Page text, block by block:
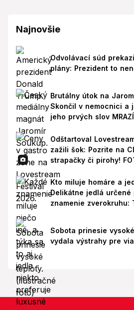
Najnovšie
Odvolávací súd
plány: Prezident to
Brutálny útok na
Skončil v nemocnici a
jeho prvých slov MRAZÍ
Odštartoval
zažili šok: Pozrite na
strapačky či pirohy!
Kto miluje homáre a
Delikátne jedlá určené
znamenie zverokruhu:
Sobota prinesie
vydala výstrahy pre